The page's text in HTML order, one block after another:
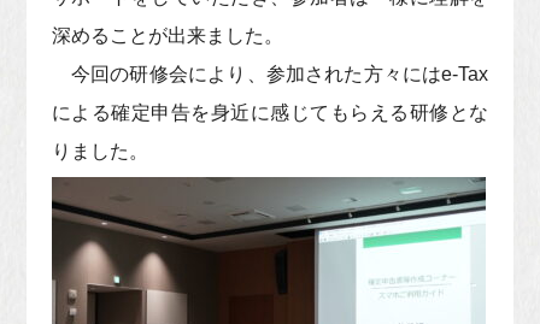
深めることが出来ました。
今回の研修会により、参加された方々にはe-Tax
による確定申告を身近に感じてもらえる研修とな
りました。